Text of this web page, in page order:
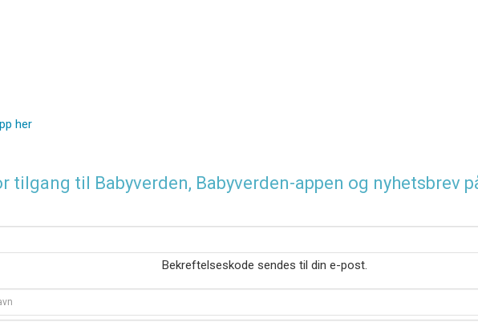
her
tilgang til Babyverden, Babyverden-appen og nyhetsbrev
Bekreftelseskode sendes til din e-post.